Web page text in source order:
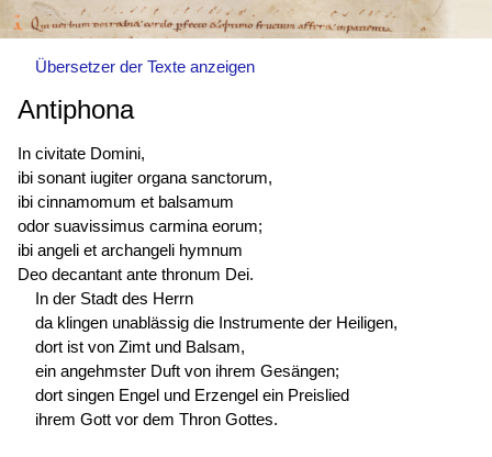
Übersetzer der Texte anzeigen
Antiphona
In civitate Domini,
ibi sonant iugiter organa sanctorum,
ibi cinnamomum et balsamum
odor suavissimus carmina eorum;
ibi angeli et archangeli hymnum
Deo decantant ante thronum Dei.
In der Stadt des Herrn
da klingen unablässig die Instrumente der Heiligen,
dort ist von Zimt und Balsam,
ein angehmster Duft von ihrem Gesängen;
dort singen Engel und Erzengel ein Preislied
ihrem Gott vor dem Thron Gottes.